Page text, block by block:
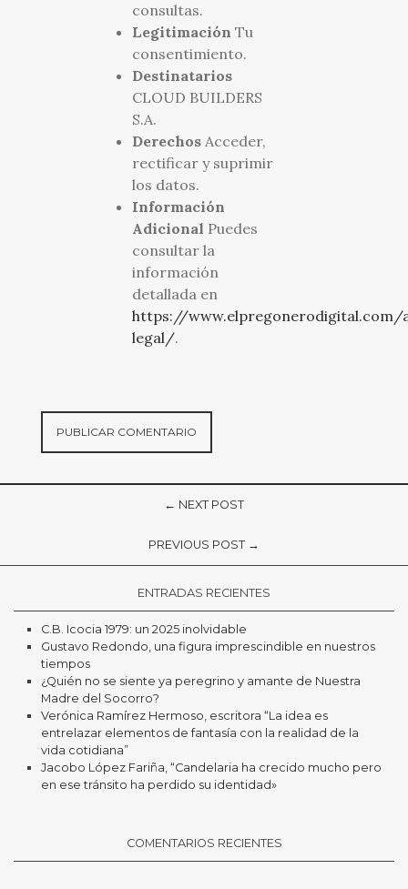
consultas.
Legitimación Tu
consentimiento.
Destinatarios
CLOUD BUILDERS
S.A.
DerechosAcceder,
rectificar y suprimir
los datos.
Información
Adicional Puedes
consultar la
información
detallada en
https://www.elpregonerodigital.com/
legal/.
← NEXT POST
PREVIOUS POST →
ENTRADAS RECIENTES
C.B. Icocia 1979: un 2025 inolvidable
Gustavo Redondo, una figura imprescindible en nuestros
tiempos
¿Quién no se siente ya peregrino y amante de Nuestra
Madre del Socorro?
Verónica Ramírez Hermoso, escritora “La idea es
entrelazar elementos de fantasía con la realidad de la
vida cotidiana”
Jacobo López Fariña, “Candelaria ha crecido mucho pero
en ese tránsito ha perdido su identidad»
COMENTARIOS RECIENTES